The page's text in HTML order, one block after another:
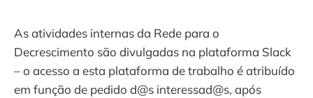
As atividades internas da Rede para o
Decrescimento são divulgadas na plataforma Slack
– o acesso a esta plataforma de trabalho é atribuído
em função de pedido d@s interessad@s, após